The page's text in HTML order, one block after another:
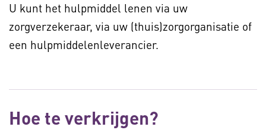
U kunt het hulpmiddel lenen via uw
zorgverzekeraar, via uw (thuis)zorgorganisatie of
een hulpmiddelenleverancier.
Hoe te verkrijgen?